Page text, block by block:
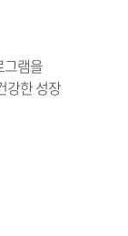
그램을
강한 성장